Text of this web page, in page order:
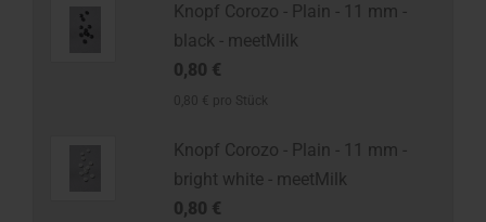
Knopf Corozo - Plain - 11 mm -
black - meetMilk
0,80 €
Knopf Corozo - Plain - 11 mm -
bright white - meetMilk
0,80 €